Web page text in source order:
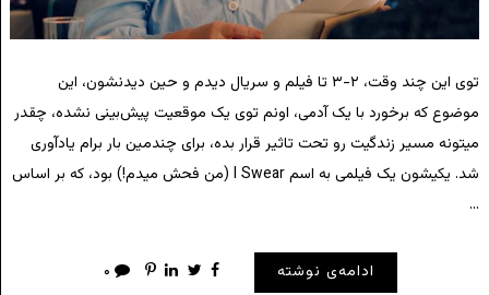
توی این چند وقت، ۲-۳ تا فیلم و سریال دیدم و حین دیدنشون، این
موضوع که برخورد با یک آدمی، اونم توی یک موقعیت پیش‌بینی نشده، چقدر
میتونه مسیر زندگیت رو تحت تاثیر قرار بده، برای چندمین بار برام یادآوری
شد. یکیشون یک فیلمی به اسم I Swear (من فحش میدم!) بود، که بر اساس
…
ادامه‌ی نوشته ۰